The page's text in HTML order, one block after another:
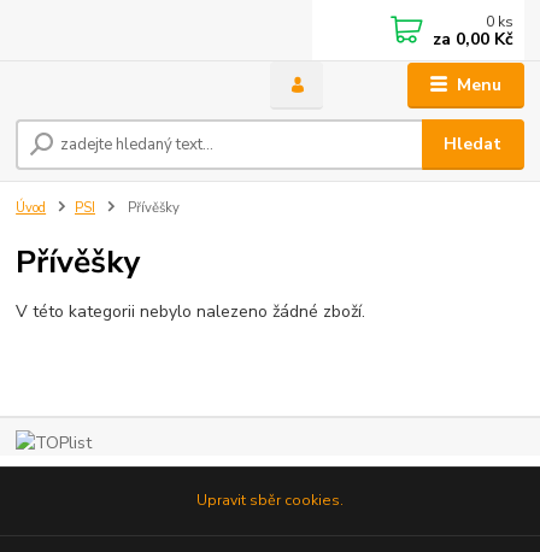
Menu
Hledat
0 ks
za 0,00 Kč
Úvod PSI Přívěšky
Přívěšky
V této kategorii nebylo nalezeno žádné zboží.
Upravit sběr cookies.